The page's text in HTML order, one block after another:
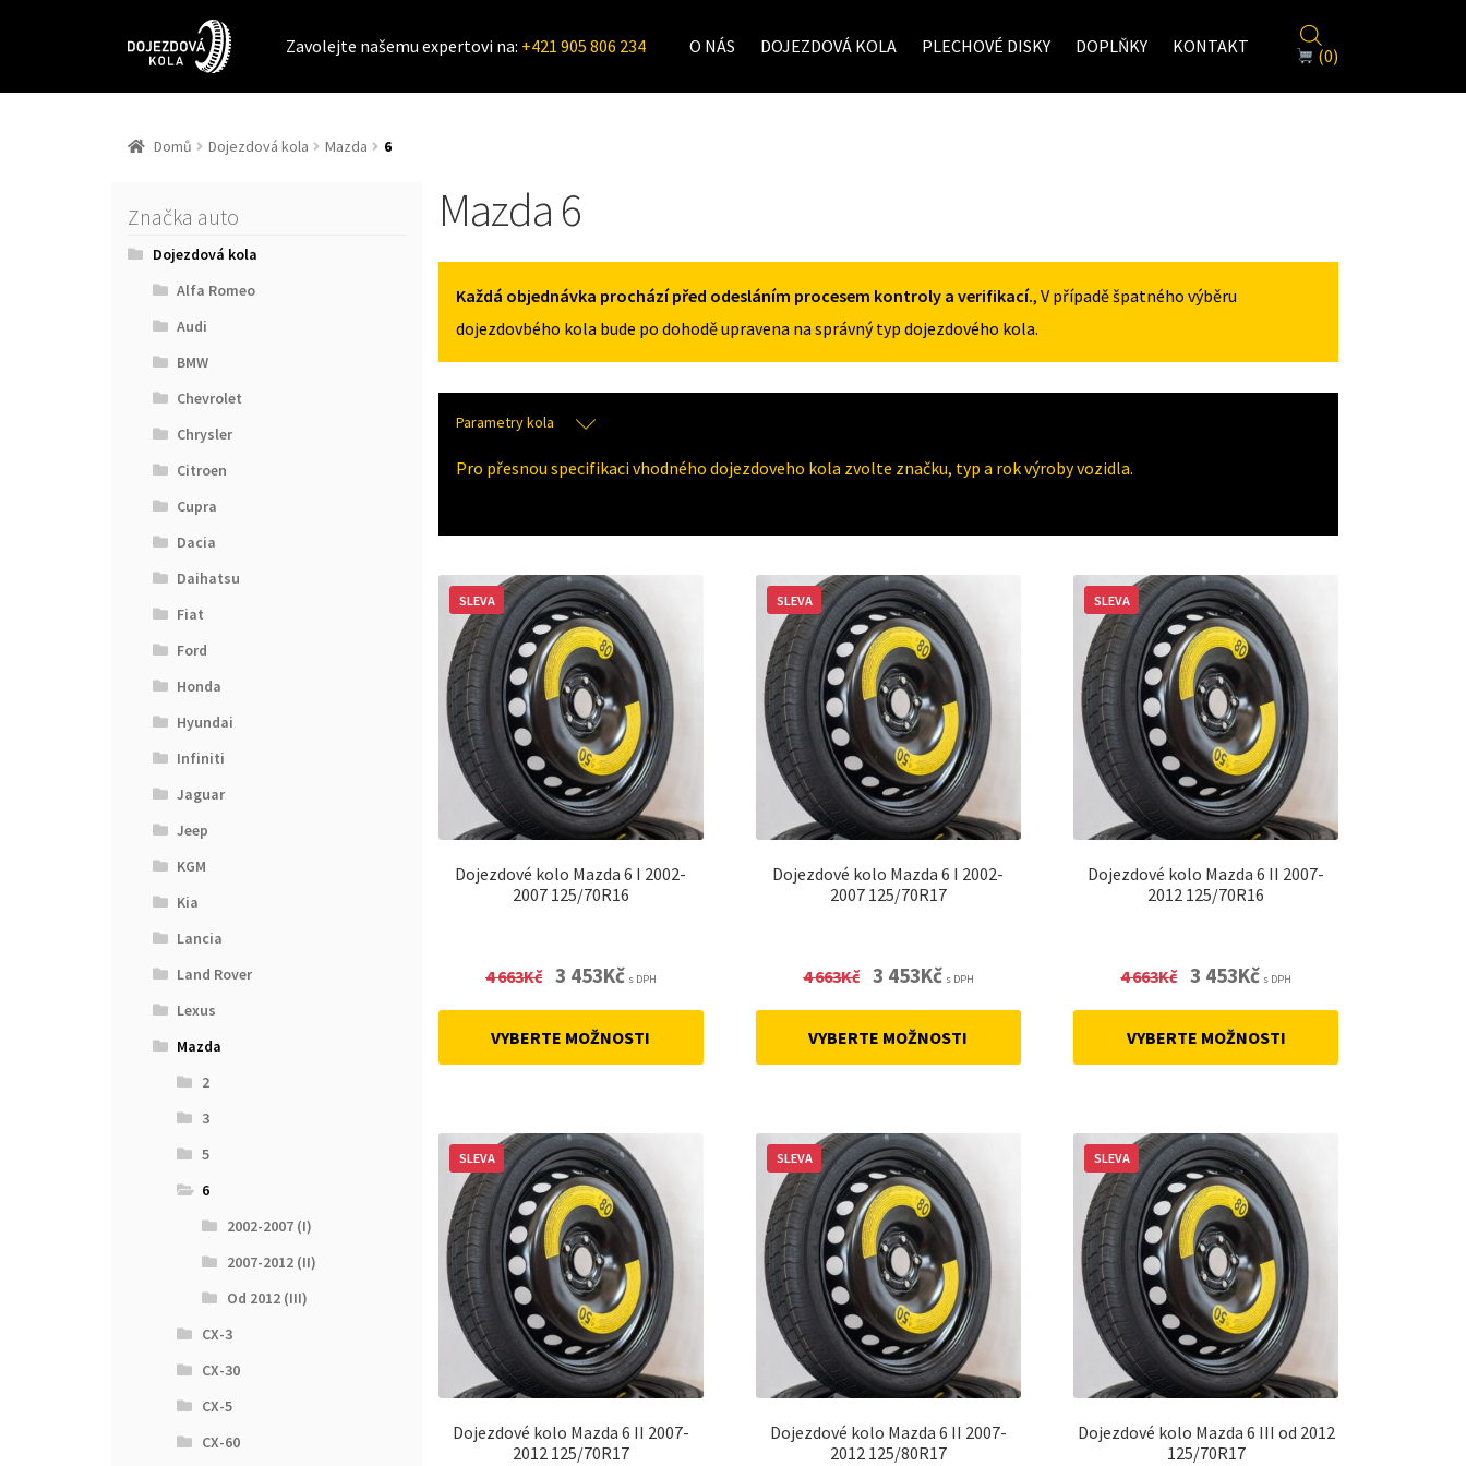
Zavolejte našemu expertovi na: +421 905 806 234 O NÁS DOJEZDOVÁ KOLA PLECHOVÉ DISKY DOPLŇKY KONTAKT (0)
Domů Dojezdová kola Mazda 6
Značka auto
Dojezdová kola
Alfa Romeo
Audi
BMW
Chevrolet
Chrysler
Citroen
Cupra
Dacia
Daihatsu
Fiat
Ford
Honda
Hyundai
Infiniti
Jaguar
Jeep
KGM
Kia
Lancia
Land Rover
Lexus
Mazda
2
3
5
6
2002-2007 (I)
2007-2012 (II)
Od 2012 (III)
CX-3
CX-30
CX-5
CX-60
Mazda 6
Každá objednávka prochází před odesláním procesem kontroly a verifikací., V případě špatného výběru
dojezdovbého kola bude po dohodě upravena na správný typ dojezdového kola.
Parametry kola
Pro přesnou specifikaci vhodného dojezdoveho kola zvolte značku, typ a rok výroby vozidla.
Dojezdové kolo Mazda 6 I 2002-
2007 125/70R16
SLEVA
4 663Kč
Original
4
663Kč.
3 453KčCurrent
3
453Kč.
s DPH
VYBERTE MOŽNOSTI
Dojezdové kolo Mazda 6 I 2002-
2007 125/70R17
SLEVA
4 663Kč
Original
4
663Kč.
3 453KčCurrent
3
453Kč.
s DPH
VYBERTE MOŽNOSTI
Dojezdové kolo Mazda 6 II 2007-
2012 125/70R16
SLEVA
4 663Kč
Original
4
663Kč.
3 453KčCurrent
3
453Kč.
s DPH
VYBERTE MOŽNOSTI
Dojezdové kolo Mazda 6 II 2007-
2012 125/70R17
SLEVA
Dojezdové kolo Mazda 6 II 2007-
2012 125/80R17
SLEVA
Dojezdové kolo Mazda 6 III od 2012
125/70R17
SLEVA